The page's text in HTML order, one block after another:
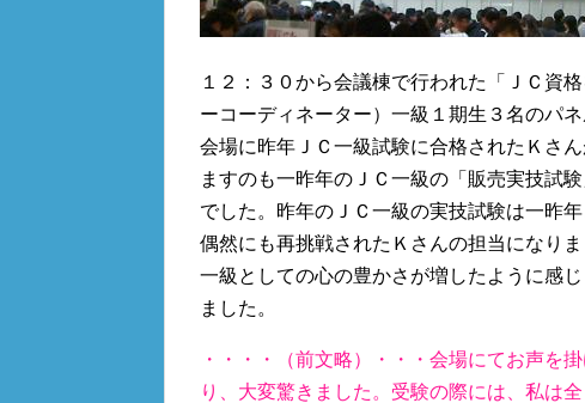
１２：３０から会議棟で行われた「ＪＣ資
ーコーディネーター）一級１期生３名のパ
会場に昨年ＪＣ一級試験に合格されたＫさ
ますのも一昨年のＪＣ一級の「販売実技試
でした。昨年のＪＣ一級の実技試験は一昨
偶然にも再挑戦されたＫさんの担当になり
一級としての心の豊かさが増したように感
ました。
・・・・（前文略）・・・会場にてお声を
り、大変驚きました。受験の際には、私は